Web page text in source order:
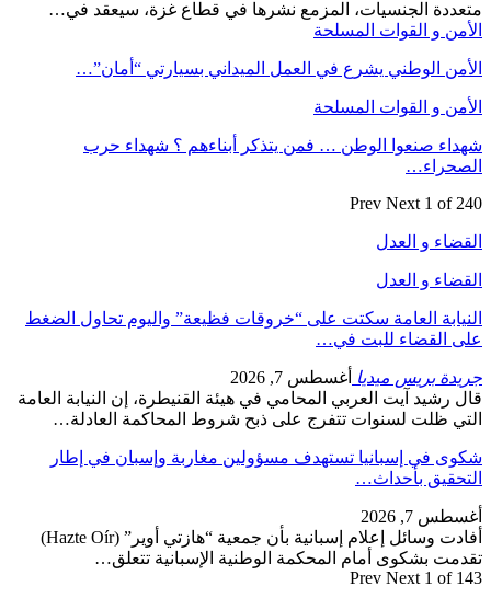
متعددة الجنسيات، المزمع نشرها في قطاع غزة، سيعقد في…
الأمن و القوات المسلحة
الأمن الوطني يشرع في العمل الميداني بسيارتي “أمان”…
الأمن و القوات المسلحة
شهداء صنعوا الوطن … فمن يتذكر أبناءهم ؟ شهداء حرب
الصحراء…
Prev Next 1 of 240
القضاء و العدل
القضاء و العدل
النيابة العامة سكتت على “خروقات فظيعة” واليوم تحاول الضغط
على القضاء للبت في…
جريدة بريس ميديا أغسطس 7, 2026
قال رشيد آيت العربي المحامي في هيئة القنيطرة، إن النيابة العامة
التي ظلت لسنوات تتفرج على ذبح شروط المحاكمة العادلة…
شكوى في إسبانيا تستهدف مسؤولين مغاربة وإسبان في إطار
التحقيق بأحداث…
أغسطس 7, 2026
أفادت وسائل إعلام إسبانية بأن جمعية “هازتي أوير” (Hazte Oír)
تقدمت بشكوى أمام المحكمة الوطنية الإسبانية تتعلق…
Prev Next 1 of 143